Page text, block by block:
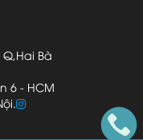
Bà
6 - HCM